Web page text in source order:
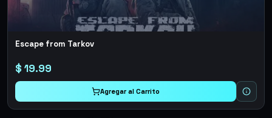
Escape from Tarkov
$ 19.99
Agregar al Carrito